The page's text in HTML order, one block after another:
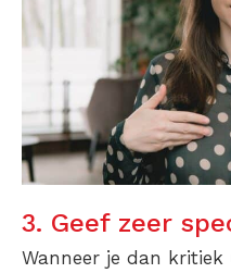
3. Geef zeer
Wanneer je dan kritiek